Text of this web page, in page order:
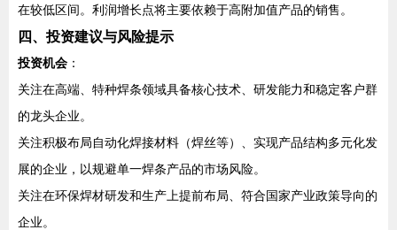
在较低区间。利润增长点将主要依赖于高附加值产品的销售。
四、投资建议与风险提示
投资机会 ：
关注在高端、特种焊条领域具备核心技术、研发能力和稳定客户群
的龙头企业。
关注积极布局自动化焊接材料（焊丝等）、实现产品结构多元化发
展的企业，以规避单一焊条产品的市场风险。
关注在环保焊材研发和生产上提前布局、符合国家产业政策导向的
企业。